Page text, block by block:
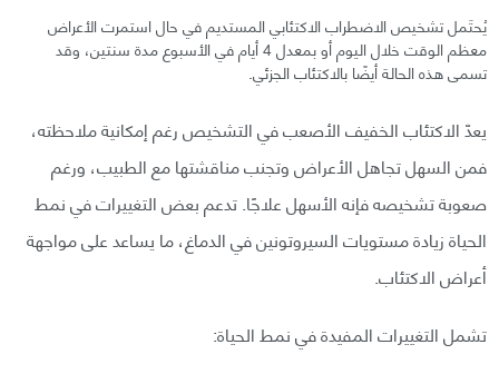
يُحتَمل تشخيص الاضطراب الاكتئابي المستديم في حال استمرت الأعراض
معظم الوقت خلال اليوم أو بمعدل 4 أيام في الأسبوع مدة سنتين، وقد
تسمى هذه الحالة أيضًا بالاكتئاب الجزئي.
يعدّ الاكتئاب الخفيف الأصعب في التشخيص رغم إمكانية ملاحظته،
فمن السهل تجاهل الأعراض وتجنب مناقشتها مع الطبيب، ورغم
صعوبة تشخيصه فإنه الأسهل علاجًا. تدعم بعض التغييرات في نمط
الحياة زيادة مستويات السيروتونين في الدماغ، ما يساعد على مواجهة
أعراض الاكتئاب.
تشمل التغييرات المفيدة في نمط الحياة: